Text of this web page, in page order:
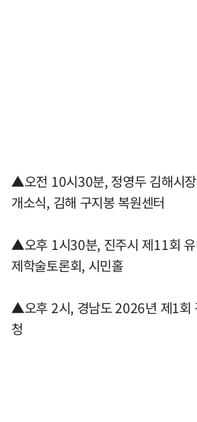
▲오전 10시30분, 정영두 김해시
개소식, 김해 구지봉 복원센터
▲오후 1시30분, 진주시 제11회 유
제학술토론회, 시민홀
▲오후 2시, 경남도 2026년 제1회
청